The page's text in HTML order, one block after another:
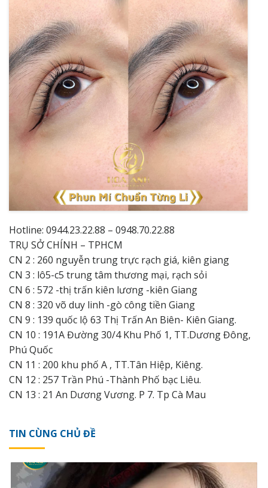
Hotline: 0944.23.22.88 – 0948.70.22.88
TRỤ SỞ CHÍNH – TPHCM
CN 2 : 260 nguyễn trung trực rạch giá, kiên giang
CN 3 : lô5-c5 trung tâm thương mại, rạch sỏi
CN 6 : 572 -thị trấn kiên lương -kiên Giang
CN 8 : 320 võ duy linh -gò công tiền Giang
CN 9 : 139 quốc lộ 63 Thị Trấn An Biên- Kiên Giang.
CN 10 : 191A Đường 30/4 Khu Phố 1, TT.Dương Đông,
Phú Quốc
CN 11 : 200 khu phố A , TT.Tân Hiệp, Kiêng.
CN 12 : 257 Trần Phú -Thành Phố bạc Liêu.
CN 13 : 21 An Dương Vương. P 7. Tp Cà Mau
TIN CÙNG CHỦ ĐỀ